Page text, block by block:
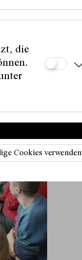
die
Cookies verwenden